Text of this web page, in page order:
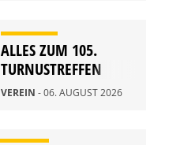
ALLES ZUM 105.
TURNUSTREFFEN
VEREIN - 06. AUGUST 2026